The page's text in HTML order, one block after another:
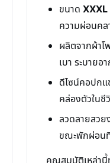
ขนาด
ความผ่อนคล
ผลิตจากผ้า
เบา ระบายอ
ดีไซน์คอปกแ
คล่องตัวในชี
ลวดลายสวย
ขณะพักผ่อน